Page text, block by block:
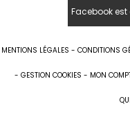
Facebook
MENTIONS LÉGALES CONDITIONS
GESTION COOKIES MON